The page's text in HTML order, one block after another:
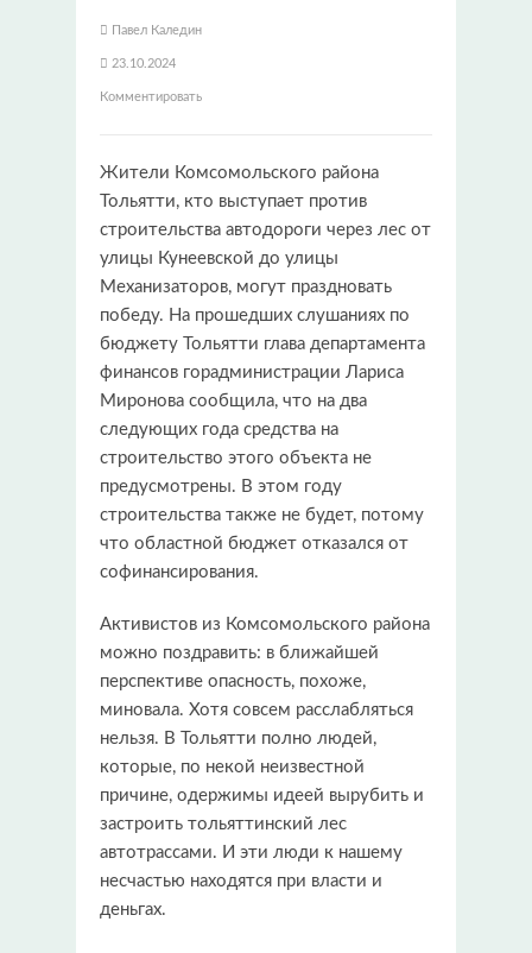
Павел Каледин
23.10.2024
Комментировать
Жители Комсомольского района
Тольятти, кто выступает против
строительства автодороги через лес от
улицы Кунеевской до улицы
Механизаторов, могут праздновать
победу. На прошедших слушаниях по
бюджету Тольятти глава департамента
финансов горадминистрации Лариса
Миронова сообщила, что на два
следующих года средства на
строительство этого объекта не
предусмотрены. В этом году
строительства также не будет, потому
что областной бюджет отказался от
софинансирования.
Активистов из Комсомольского района
можно поздравить: в ближайшей
перспективе опасность, похоже,
миновала. Хотя совсем расслабляться
нельзя. В Тольятти полно людей,
которые, по некой неизвестной
причине, одержимы идеей вырубить и
застроить тольяттинский лес
автотрассами. И эти люди к нашему
несчастью находятся при власти и
деньгах.